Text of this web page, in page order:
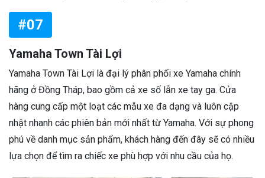
#07
Yamaha Town Tài Lợi
Yamaha Town Tài Lợi là đại lý phân phối xe Yamaha chính
hãng ở Đồng Tháp, bao gồm cả xe số lẫn xe tay ga. Cửa
hàng cung cấp một loạt các mẫu xe đa dạng và luôn cập
nhật nhanh các phiên bản mới nhất từ Yamaha. Với sự phong
phú về danh mục sản phẩm, khách hàng đến đây sẽ có nhiều
lựa chọn để tìm ra chiếc xe phù hợp với nhu cầu của họ.